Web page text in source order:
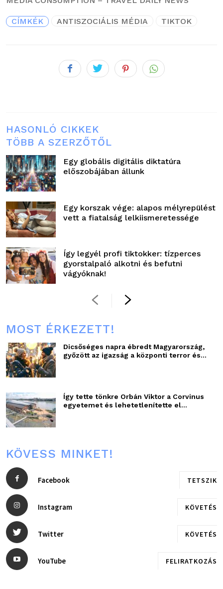
CÍMKÉK ANTISZOCIÁLIS MÉDIA TIKTOK
HASONLÓ CIKKEK
TÖBB A SZERZŐTŐL
Egy globális digitális diktatúra
előszobájában állunk
Egy korszak vége: alapos mélyrepülést
vett a fiatalság lelkiismeretessége
Így legyél profi tiktokker: tízperces
gyorstalpaló alkotni és befutni
vágyóknak!
MOST ÉRKEZETT!
Dicsőséges napra ébredt Magyarország,
győzött az igazság a központi terror és...
Így tette tönkre Orbán Viktor a Corvinus
egyetemet és lehetetlenítette el...
KÖVESS MINKET!
Facebook TETSZIK
Instagram KÖVETÉS
Twitter KÖVETÉS
YouTube FELIRATKOZÁS